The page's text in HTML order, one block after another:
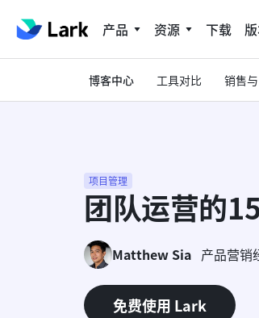
产品 资源 下载
博客中心 工具对比 销售
项目管理
团队运营的
Matthew Sia 产品营销
免费使用 Lark